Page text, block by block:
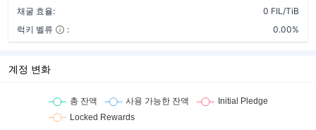
채굴 효율:
0 FIL/TiB
럭키 벨류
: 0.00%
계정 변화